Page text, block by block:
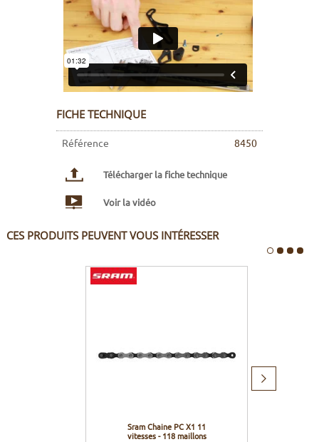
FICHE TECHNIQUE
Référence 8450
Télécharger la fiche technique
Voir la vidéo
CES PRODUITS PEUVENT VOUS INTÉRESSER
Sram Chaine PC X1 11
vitesses - 118 maillons
Produit